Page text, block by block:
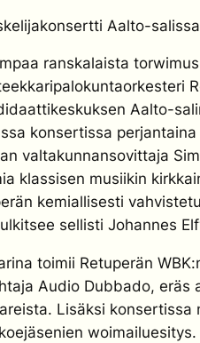
Aalto-salissa
ranskalaista
Aalto-
konsertissa perjantaina
valtakunnansovittaja
klassisen musiikin
kemiallisesti
sellisti Johannes
toimii Retuperän
Audio Dubbado, eräs
Lisäksi konsertissa
woimailuesitys.